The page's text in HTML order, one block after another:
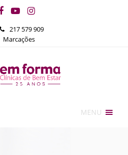
Facebook
YouTubeInstagram
217 579 909
Marcações
MENU